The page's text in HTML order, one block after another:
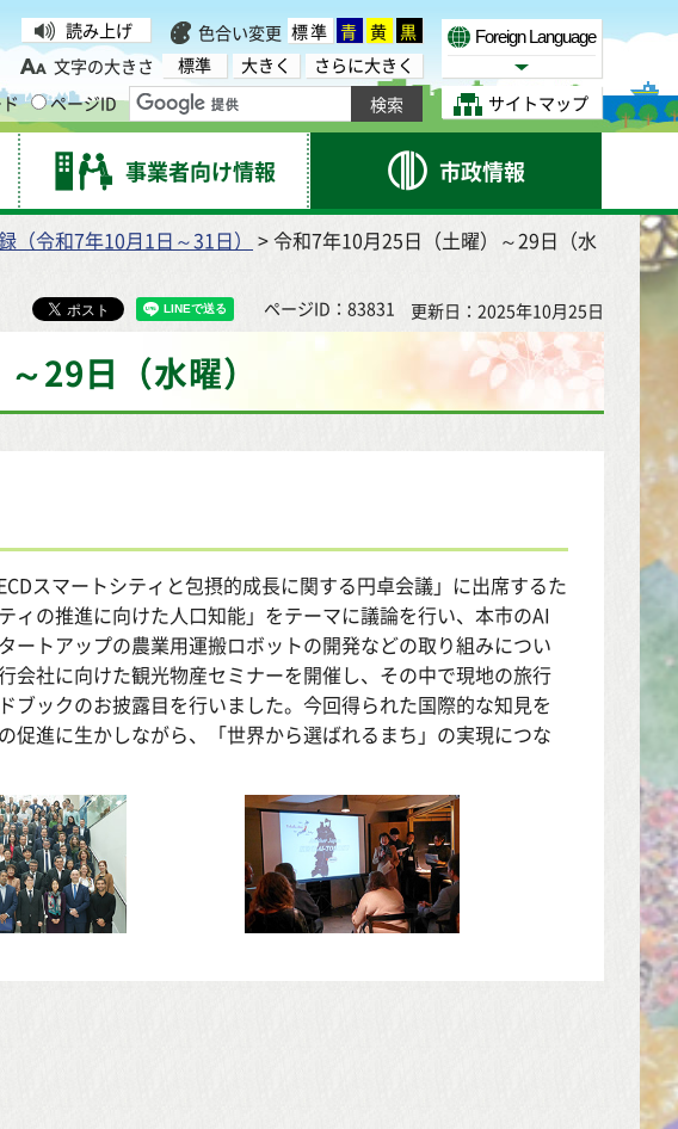
読み上げ 色合い変更 標準 青 黄 黒
文字の大きさ
標準 大きく
さらに大きく
ページID
Foreign Language
Select Language
サイトマップ
事業者向け情報 市政情報
（令和7年10月1日～31日）
> 令和7年10月25日（土曜）～29日（水
ページID：83831 更新日：2025年10月25日
29日（水曜）
スマートシティと包摂的成長に関する円卓会議」に出席するた
ィの推進に向けた人口知能」をテーマに議論を行い、本市のAI
ートアップの農業用運搬ロボットの開発などの取り組みについ
会社に向けた観光物産セミナーを開催し、その中で現地の旅行
ブックのお披露目を行いました。今回得られた国際的な知見を
促進に生かしながら、「世界から選ばれるまち」の実現につな